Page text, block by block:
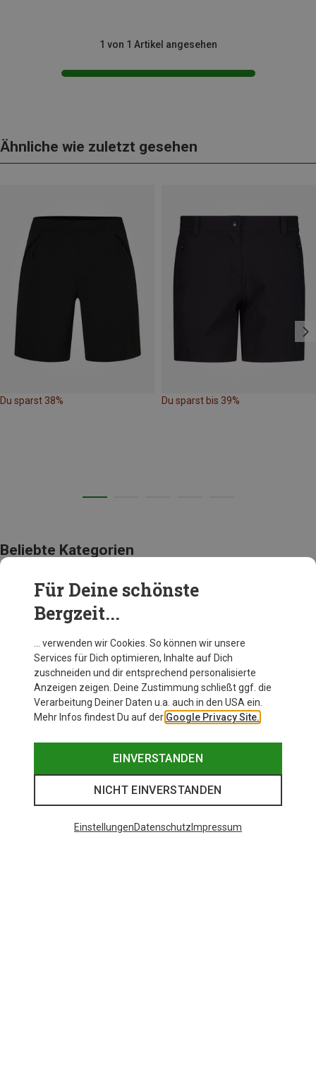
1 von 1 Artikel angesehen
Ähnliche wie zuletzt gesehen
Du sparst 38% Du sparst bis 39%
Beliebte Kategorien
BEKLEIDUNG
Für Deine schönste
Bergzeit...
… verwenden wir Cookies. So können wir unsere
Services für Dich optimieren, Inhalte auf Dich
zuschneiden und dir entsprechend personalisierte
Anzeigen zeigen. Deine Zustimmung schließt ggf. die
Verarbeitung Deiner Daten u.a. auch in den USA ein.
Mehr Infos findest Du auf der Google Privacy Site.
EINVERSTANDEN
NICHT EINVERSTANDEN
EinstellungenDatenschutz Impressum